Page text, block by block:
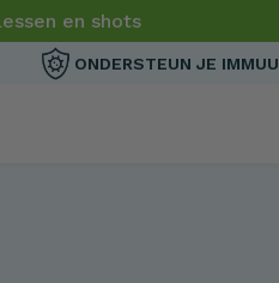
en shots
ONDERSTEUN JE